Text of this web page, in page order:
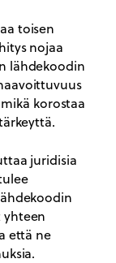
toisen
nojaa
lähdekoodin
korostaa
juridisia
että ne